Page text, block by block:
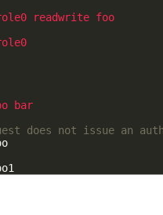
readwrite foo
bar
does not issue an